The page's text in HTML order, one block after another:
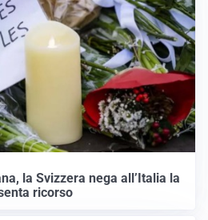
la Svizzera nega all’Italia la
ricorso